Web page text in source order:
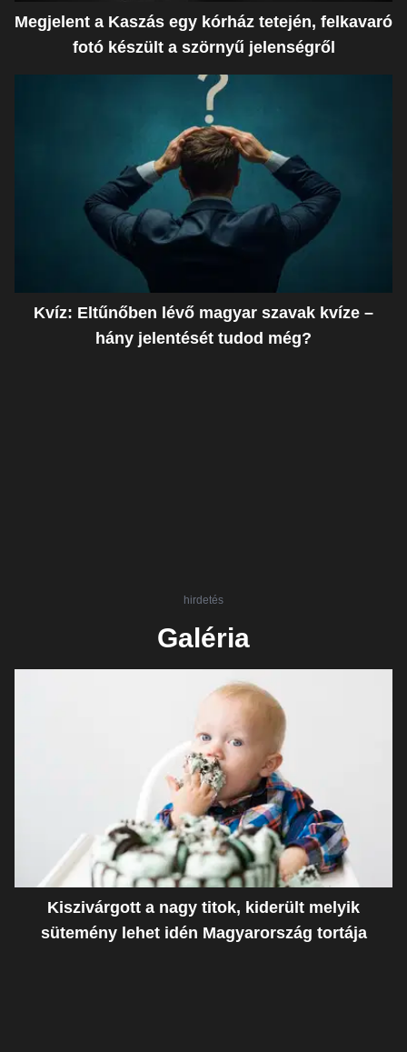
Megjelent a Kaszás egy kórház tetején, felkavaró
fotó készült a szörnyű jelenségről
Kvíz: Eltűnőben lévő magyar szavak kvíze –
hány jelentését tudod még?
hirdetés
Galéria
Kiszivárgott a nagy titok, kiderült melyik
sütemény lehet idén Magyarország tortája